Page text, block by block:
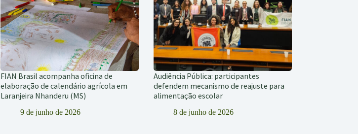
FIAN Brasil acompanha oficina de
elaboração de calendário agrícola em
Laranjeira Nhanderu (MS)
9 de junho de 2026
Audiência Pública: participantes
defendem mecanismo de reajuste para
alimentação escolar
8 de junho de 2026